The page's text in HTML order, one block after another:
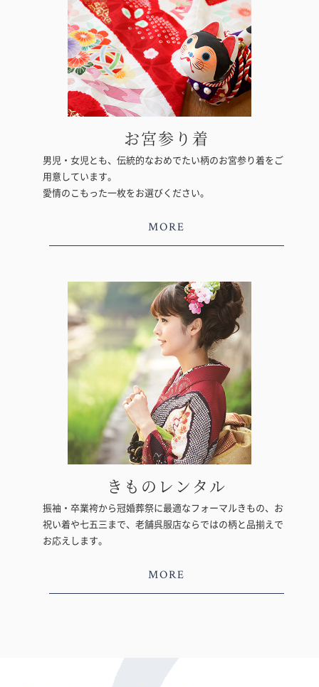
お宮参り着
男児・女児とも、伝統的なおめでたい柄のお宮参り着をご
用意しています。
愛情のこもった一枚をお選びください。
MORE
きものレンタル
振袖・卒業袴から冠婚葬祭に最適なフォーマルきもの、お
祝い着や七五三まで、老舗呉服店ならではの柄と品揃えで
お応えします。
MORE